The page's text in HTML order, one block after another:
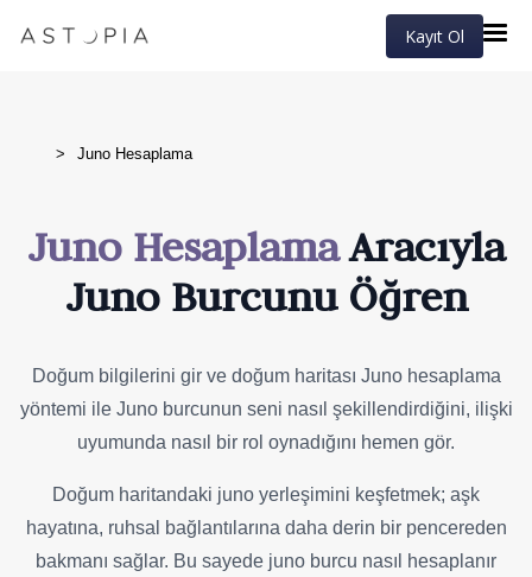
Kayıt Ol
> Juno Hesaplama
Juno HesaplamaAracıyla
Juno Burcunu Öğren
Doğum bilgilerini gir ve doğum haritası Juno hesaplama
yöntemi ile Juno burcunun seni nasıl şekillendirdiğini, ilişki
uyumunda nasıl bir rol oynadığını hemen gör.
Doğum haritandaki juno yerleşimini keşfetmek; aşk
hayatına, ruhsal bağlantılarına daha derin bir pencereden
bakmanı sağlar. Bu sayede juno burcu nasıl hesaplanır